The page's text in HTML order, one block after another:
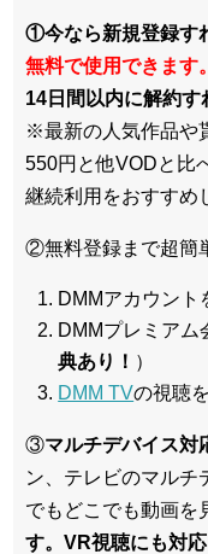
①今なら新規登録す
無料で使用できます。
14日間以内に解約す
※最新の人気作品や
550円と他VODと比
継続利用をおすすめ
②無料登録まで超簡
DMMアカウント
DMMプレミアム
典あり！ ）
DMM TVの視聴
③マルチデバイス対
ン、テレビのマルチ
でもどこでも動画を
す。VR視聴にも対応